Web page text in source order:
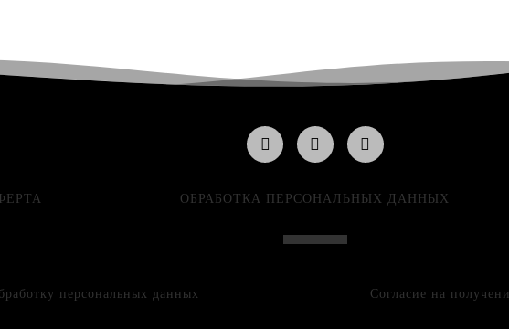
ОБРАБОТКА ПЕРСОНАЛЬНЫХ ДАННЫХ
персональных данных Согласие на